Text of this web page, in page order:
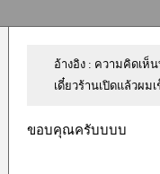
อ้างอิง : ความคิดเห็
เดี๋ยวร้านเปิดแล้วผม
ขอบคุณครับบบบ